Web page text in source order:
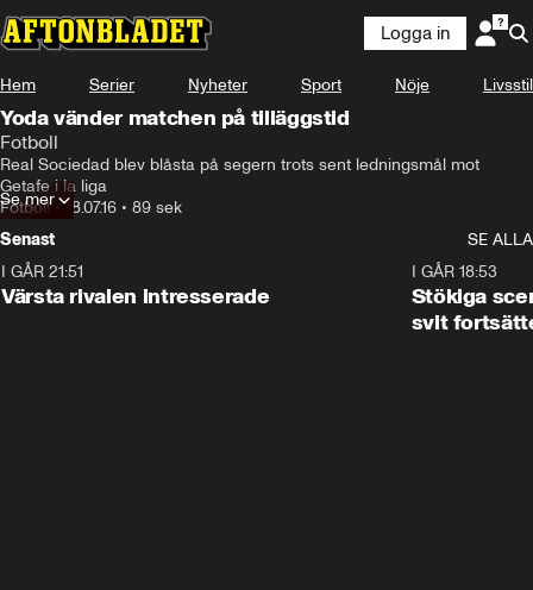
Logga in
Hem Serier Nyheter Sport Nöje Livsstil
Yoda vänder matchen på tilläggstid
Fotboll
Real Sociedad blev blåsta på segern trots sent ledningsmål mot
Getafe i la liga
Fotboll•18.07.16 • 89 sek
Se mer
Senast
SE ALLA
I GÅR 21:51
Värsta rivalen intresserade
I GÅR 18:53
Stökiga
svit